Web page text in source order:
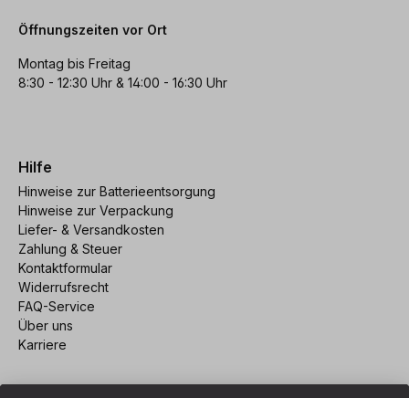
Öffnungszeiten vor Ort
Montag bis Freitag
8:30 - 12:30 Uhr & 14:00 - 16:30 Uhr
Hilfe
Hinweise zur Batterieentsorgung
Hinweise zur Verpackung
Liefer- & Versandkosten
Zahlung & Steuer
Kontaktformular
Widerrufsrecht
FAQ-Service
Über uns
Karriere